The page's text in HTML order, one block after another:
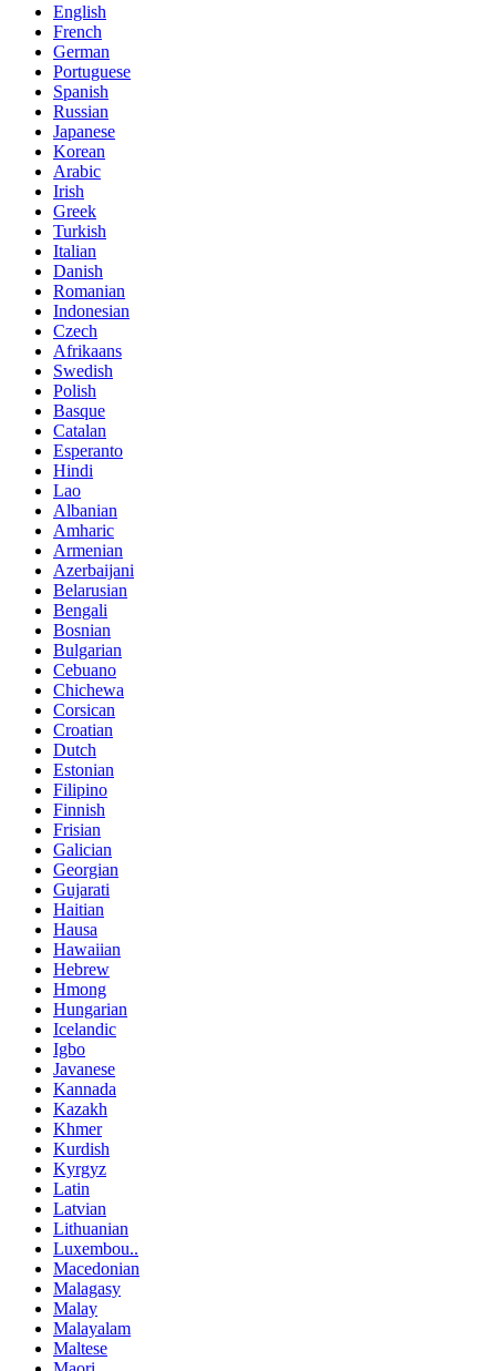
English
French
German
Portuguese
Spanish
Russian
Japanese
Korean
Arabic
Irish
Greek
Turkish
Italian
Danish
Romanian
Indonesian
Czech
Afrikaans
Swedish
Polish
Basque
Catalan
Esperanto
Hindi
Lao
Albanian
Amharic
Armenian
Azerbaijani
Belarusian
Bengali
Bosnian
Bulgarian
Cebuano
Chichewa
Corsican
Croatian
Dutch
Estonian
Filipino
Finnish
Frisian
Galician
Georgian
Gujarati
Haitian
Hausa
Hawaiian
Hebrew
Hmong
Hungarian
Icelandic
Igbo
Javanese
Kannada
Kazakh
Khmer
Kurdish
Kyrgyz
Latin
Latvian
Lithuanian
Luxembou..
Macedonian
Malagasy
Malay
Malayalam
Maltese